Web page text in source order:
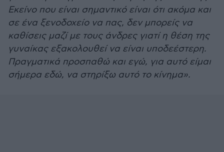
Εκείνο που είναι σημαντικό είναι ότι ακόμα και
σε ένα ξενοδοχείο να πας, δεν μπορείς να
καθίσεις μαζί με τους άνδρες γιατί η θέση της
γυναίκας εξακολουθεί να είναι υποδεέστερη.
Πραγματικά προσπαθώ και εγώ, για αυτό είμαι
σήμερα εδώ, να στηρίξω αυτό το κίνημα».